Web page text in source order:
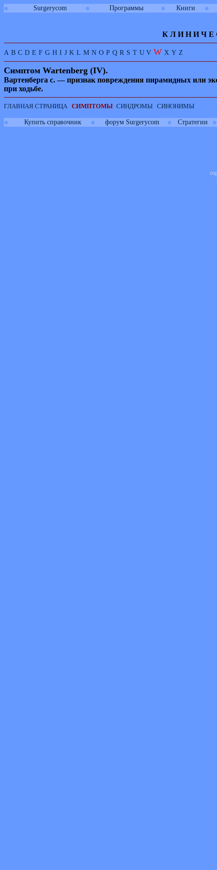
● Surgerycom ● Программы ● Книги ●
К Л И Н И Ч Е
A B C D E F G H I J K L M N O P Q R S T U V W X Y Z
Симптом Wartenberg (IV).
Вартенберга с. — признак повреждения пирамидных или
при ходьбе.
ГЛАВНАЯ СТРАНИЦА СИМПТОМЫ СИНДРОМЫ СИНОНИМЫ
● Купить справочник ● форум Surgerycom ● Стратегии ●